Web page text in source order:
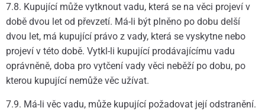
7.8. Kupující může vytknout vadu, která se na věci projeví v
době dvou let od převzetí. Má-li být plněno po dobu delší
dvou let, má kupující právo z vady, která se vyskytne nebo
projeví v této době. Vytkl-li kupující prodávajícímu vadu
oprávněně, doba pro vytčení vady věci neběží po dobu, po
kterou kupující nemůže věc užívat.
7.9. Má-li věc vadu, může kupující požadovat její odstranění.